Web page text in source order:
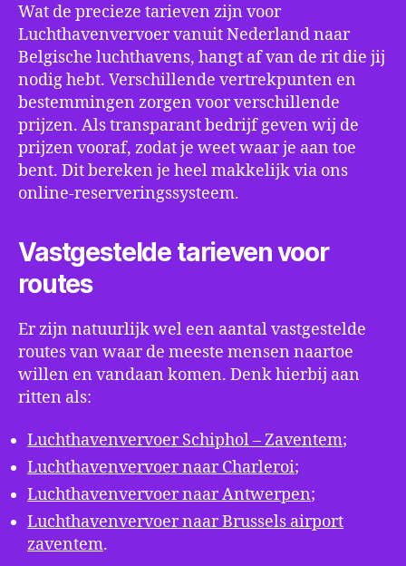
Wat de precieze tarieven zijn voor
Luchthavenvervoer vanuit Nederland naar
Belgische luchthavens, hangt af van de rit die jij
nodig hebt. Verschillende vertrekpunten en
bestemmingen zorgen voor verschillende
prijzen. Als transparant bedrijf geven wij de
prijzen vooraf, zodat je weet waar je aan toe
bent. Dit bereken je heel makkelijk via ons
online-reserveringssysteem.
Vastgestelde tarieven voor
routes
Er zijn natuurlijk wel een aantal vastgestelde
routes van waar de meeste mensen naartoe
willen en vandaan komen. Denk hierbij aan
ritten als:
Luchthavenvervoer Schiphol – Zaventem;
Luchthavenvervoer naar Charleroi;
Luchthavenvervoer naar Antwerpen;
Luchthavenvervoer naar Brussels airport
zaventem.